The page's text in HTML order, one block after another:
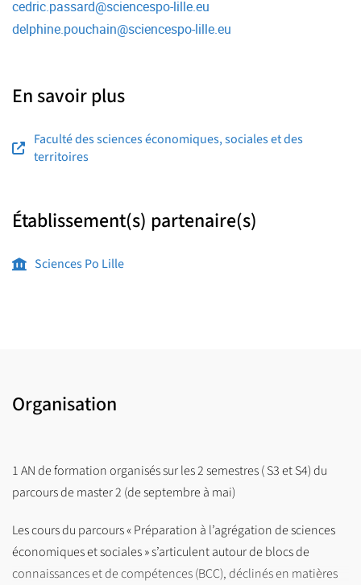
cedric.passard@sciencespo-lille.eu
delphine.pouchain@sciencespo-lille.eu
En savoir plus
Faculté des sciences économiques, sociales et des
territoires
Établissement(s) partenaire(s)
Sciences Po Lille
Organisation
1 AN de formation organisés sur les 2 semestres ( S3 et S4) du
parcours de master 2 (de septembre à mai)
Les cours du parcours « Préparation à l’agrégation de sciences
économiques et sociales » s’articulent autour de blocs de
connaissances et de compétences (BCC), déclinés en matières